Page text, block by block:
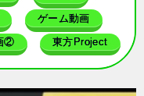
ゲーム動画
② 東方Project